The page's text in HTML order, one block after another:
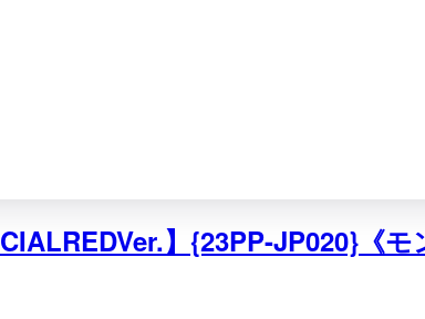
】{23PP-JP020}《モ